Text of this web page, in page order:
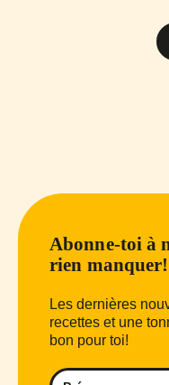
Abonne-toi à
rien manquer!
Les dernières
recettes et une
bon pour toi!